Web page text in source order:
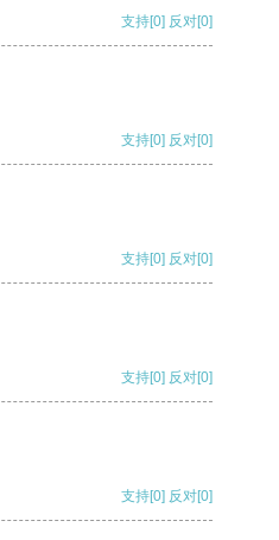
支持[0] 反对[0]
支持[0] 反对[0]
支持[0] 反对[0]
支持[0] 反对[0]
支持[0] 反对[0]